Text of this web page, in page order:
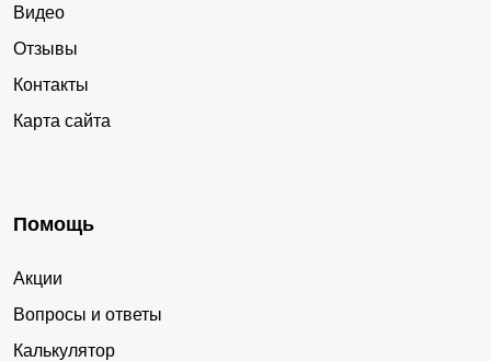
Видео
Отзывы
Контакты
Карта сайта
Помощь
Акции
Вопросы и ответы
Калькулятор